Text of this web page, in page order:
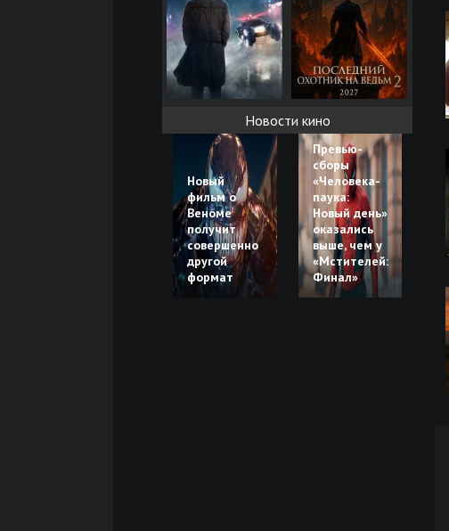
Новости кино
Новый
фильм о
Веноме
получит
совершенно
другой
формат
Превью-
сборы
«Человека-
паука:
Новый день»
оказались
выше, чем у
«Мстителей:
Финал»